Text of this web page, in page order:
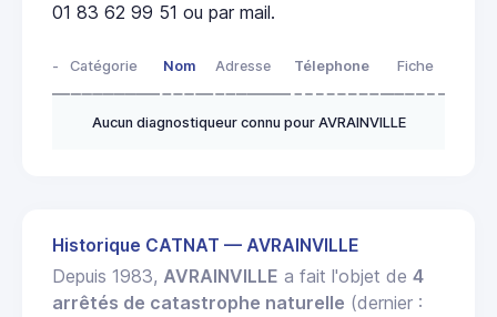
01 83 62 99 51 ou par mail.
- Catégorie Nom Adresse Télephone Fiche
Aucun diagnostiqueur connu pour AVRAINVILLE
Historique CATNAT — AVRAINVILLE
Depuis 1983, AVRAINVILLE a fait l'objet de 4
arrêtés de catastrophe naturelle (dernier :